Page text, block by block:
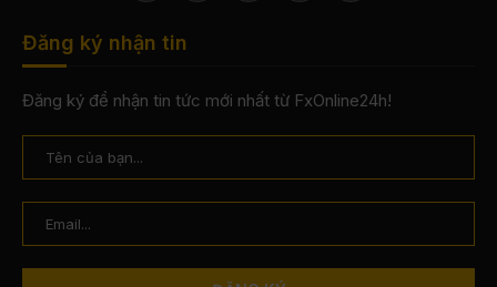
Đăng ký nhận tin
Đăng ký để nhận tin tức mới nhất từ FxOnline24h!